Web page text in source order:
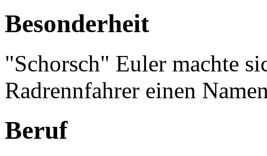
Besonderheit
"Schorsch" Euler machte
Radrennfahrer einen
Beruf